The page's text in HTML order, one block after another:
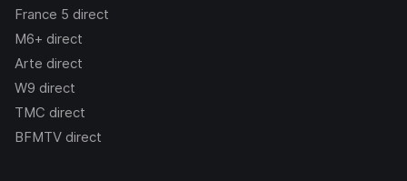
France 5 direct
M6+ direct
Arte direct
W9 direct
TMC direct
BFMTV direct